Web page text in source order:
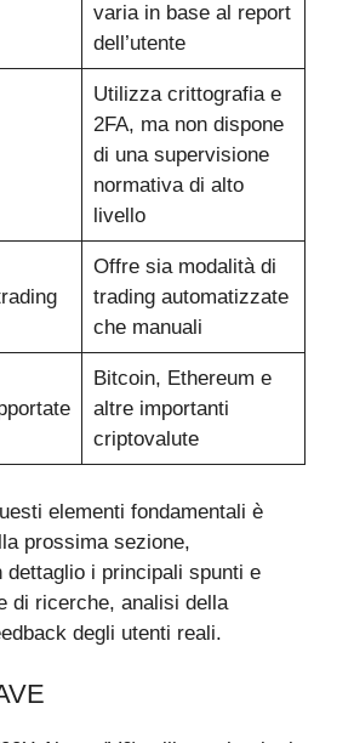
varia in base al report
dell’utente
Utilizza crittografia e
2FA, ma non dispone
di una supervisione
normativa di alto
livello
Offre sia modalità di
trading automatizzate
che manuali
Bitcoin, Ethereum e
altre importanti
criptovalute
elementi fondamentali è
prossima sezione,
dettaglio i principali spunti e
di ricerche, analisi della
degli utenti reali.